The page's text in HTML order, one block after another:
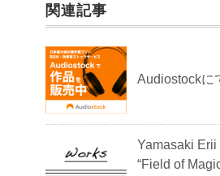
関連記事
Audiostockに
Yamasaki Erii
“Field of